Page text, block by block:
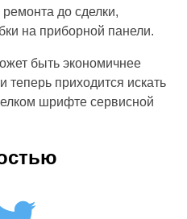
до сделки,
на приборной панели.
быть экономичнее
теперь приходится искать
шрифте сервисной